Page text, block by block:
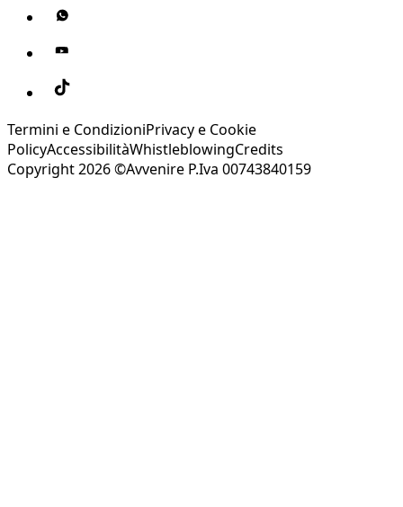
Termini e CondizioniPrivacy e Cookie
PolicyAccessibilitàWhistleblowingCredits
Copyright 2026 ©Avvenire P.Iva 00743840159